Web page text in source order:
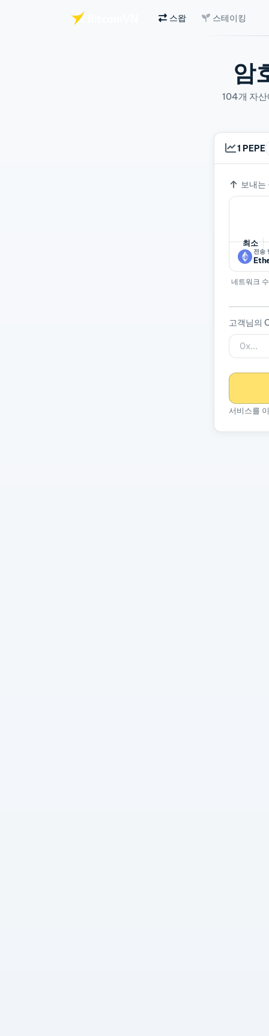
스왑 스테이킹
암
104개 자산
환율
1 PEPE
보내는
최소
전송
네트워크
고객님의
서비스를